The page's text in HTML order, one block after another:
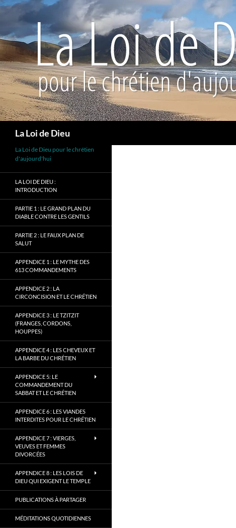
La Loi de Dieu
La Loi de Dieu pour le chrétien
d'aujourd'hui
LA LOI DE DIEU :
INTRODUCTION
PARTIE 1 : LE GRAND PLAN DU
DIABLE CONTRE LES GENTILS
PARTIE 2 : LE FAUX PLAN DE
SALUT
APPENDICE 1 : LE MYTHE DES
613 COMMANDEMENTS
APPENDICE 2 : LA
CIRCONCISION ET LE CHRÉTIEN
APPENDICE 3 : LE TZITZIT
(FRANGES, CORDONS,
HOUPPES)
APPENDICE 4 : LES CHEVEUX ET
LA BARBE DU CHRÉTIEN
APPENDICE 5: LE
COMMANDEMENT DU
SABBAT ET LE CHRÉTIEN
APPENDICE 6 : LES VIANDES
INTERDITES POUR LE CHRÉTIEN
APPENDICE 7 : VIERGES,
VEUVES ET FEMMES
DIVORCÉES
APPENDICE 8 : LES LOIS DE
DIEU QUI EXIGENT LE TEMPLE
PUBLICATIONS À PARTAGER
MÉDITATIONS QUOTIDIENNES